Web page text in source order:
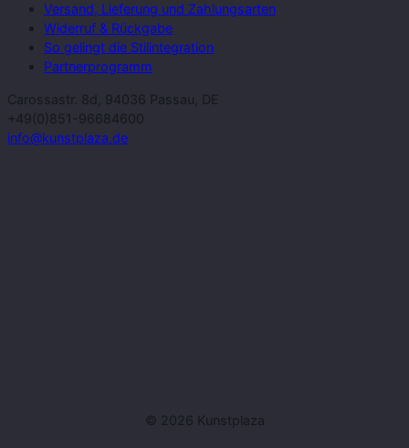
Versand, Lieferung und Zahlungsarten
Widerruf & Rückgabe
So gelingt die Stilintegration
Partnerprogramm
Carossastr. 8d, 94036 Passau, DE
+49(0)851-96684600
info@kunstplaza.de
© 2026 Kunstplaza